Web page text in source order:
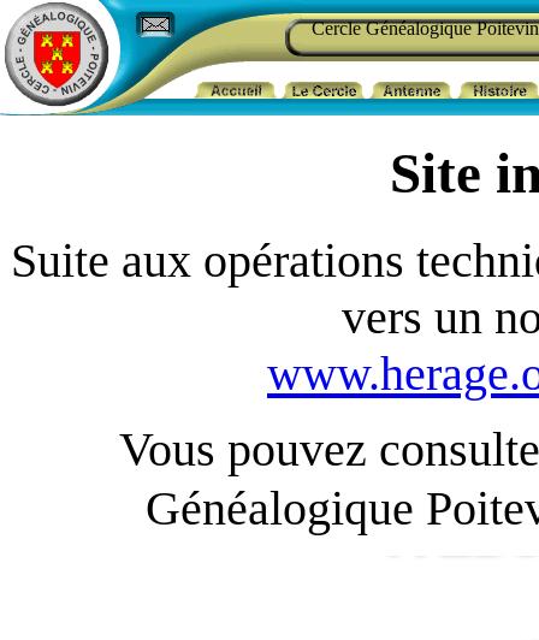
Cercle Généalogique Poitevin
Site
Suite aux opérations
vers un
Vous pouvez
Généalogique